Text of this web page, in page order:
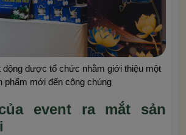
động được tổ chức nhằm giới thiệu một
phẩm mới đến công chúng
event ra mắt sản